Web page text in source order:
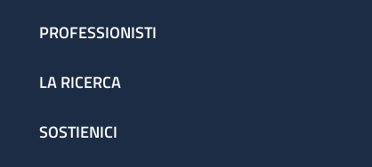
PROFESSIONISTI
LA RICERCA
SOSTIENICI